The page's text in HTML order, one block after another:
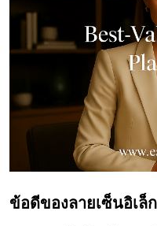
ข้อดีของลายเซ็นอิเ